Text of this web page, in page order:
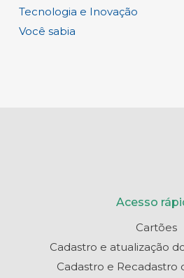
Tecnologia e Inovação
Você sabia
Acesso
Cartões
Cadastro e atualização
Cadastro e Recadastro